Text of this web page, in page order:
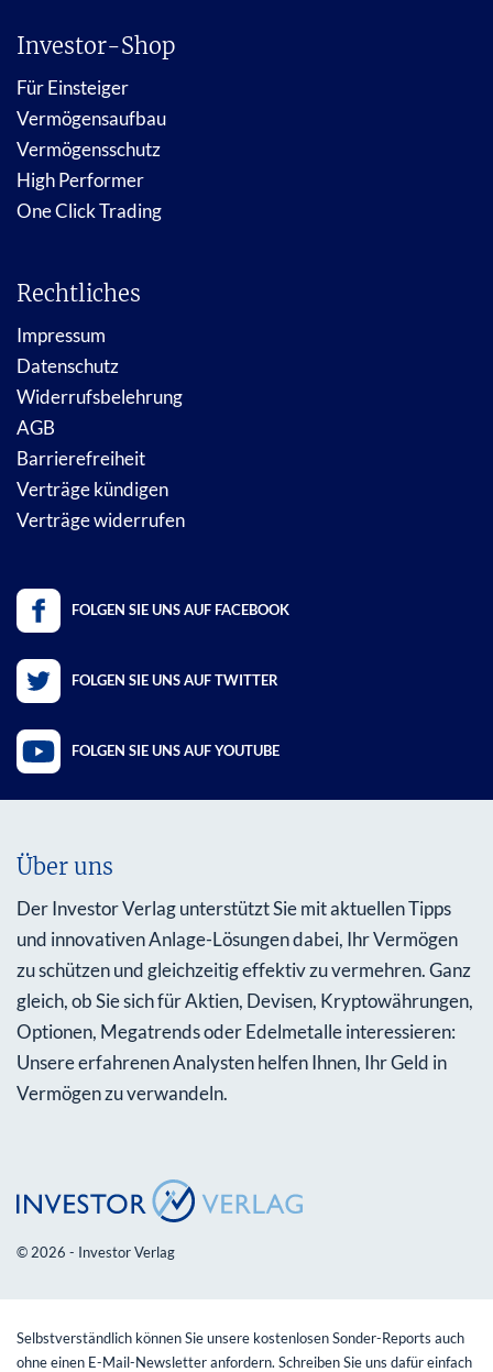
Investor-Shop
Für Einsteiger
Vermögensaufbau
Vermögensschutz
High Performer
One Click Trading
Rechtliches
Impressum
Datenschutz
Widerrufsbelehrung
AGB
Barrierefreiheit
Verträge kündigen
Verträge widerrufen
FOLGEN SIE UNS AUF FACEBOOK
FOLGEN SIE UNS AUF TWITTER
FOLGEN SIE UNS AUF YOUTUBE
Über uns
Der Investor Verlag unterstützt Sie mit aktuellen Tipps
und innovativen Anlage-Lösungen dabei, Ihr Vermögen
zu schützen und gleichzeitig effektiv zu vermehren. Ganz
gleich, ob Sie sich für Aktien, Devisen, Kryptowährungen,
Optionen, Megatrends oder Edelmetalle interessieren:
Unsere erfahrenen Analysten helfen Ihnen, Ihr Geld in
Vermögen zu verwandeln.
© 2026 - Investor Verlag
Selbstverständlich können Sie unsere kostenlosen Sonder-Reports auch
ohne einen E-Mail-Newsletter anfordern. Schreiben Sie uns dafür einfach